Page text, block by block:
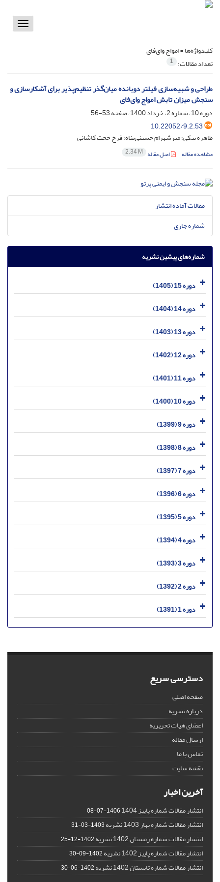
Toggle
کلیدواژه‌ها =امواج وای‌فای
تعداد مقالات: 1
طراحی و شبیه‌سازی فیلتر دوبانده میان‌گذر تنظیم‌پذیر برای آشکارسازی و
سنجش میزان تابش امواج وای‌فای
دوره 10، شماره 2، خرداد 1400، صفحه
53-56
10.22052/9.2.53
طاهره بیکی؛ میرشهرام حسینی‌پناه؛ فرخ حجت کاشانی
مشاهده مقاله اصل مقاله 2.34 M
مقالات آماده انتشار
شماره جاری
شماره‌های پیشین نشریه
دوره 15 (1405)
دوره 14 (1404)
دوره 13 (1403)
دوره 12 (1402)
دوره 11 (1401)
دوره 10 (1400)
دوره 9 (1399)
دوره 8 (1398)
دوره 7 (1397)
دوره 6 (1396)
دوره 5 (1395)
دوره 4 (1394)
دوره 3 (1393)
دوره 2 (1392)
دوره 1 (1391)
دسترسی سریع
صفحه اصلی
درباره نشریه
اعضای هیات تحریریه
ارسال مقاله
تماس با ما
نقشه سایت
آخرین اخبار
انتشار مقالات شماره پاییز 1404 1406-07-08
انتشار مقالات شماره بهار 1403 نشریه 1403-03-31
انتشار مقالات شماره زمستان 1402 نشریه 1402-12-25
انتشار مقالات شماره پاییز 1402 نشریه 1402-09-30
انتشار مقالات شماره تابستان 1402 نشریه 1402-06-30